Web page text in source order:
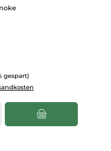
gespart)
Wert ein oder benutze die